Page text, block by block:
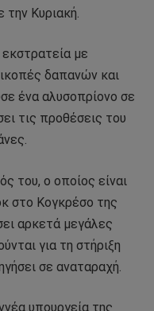
την Κυριακή.
με
δαπανών και
ένα αλυσοπρίονο σε
τις προθέσεις του
του, ο οποίος είναι
στο Κογκρέσο της
αρκετά μεγάλες
για τη στήριξη
σε αναταραχή.
υπουργεία της